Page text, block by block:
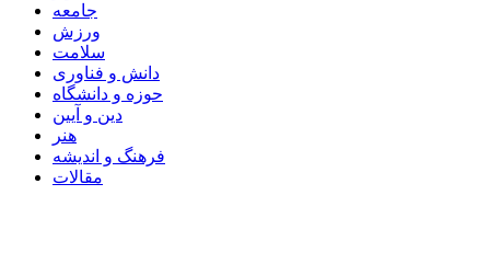
جامعه
ورزش
سلامت
دانش و فناوری
حوزه و دانشگاه
دین و آیین
هنر
فرهنگ و اندیشه
مقالات